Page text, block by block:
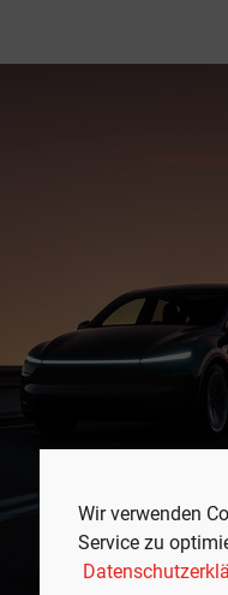
Wir verwenden
Service zu